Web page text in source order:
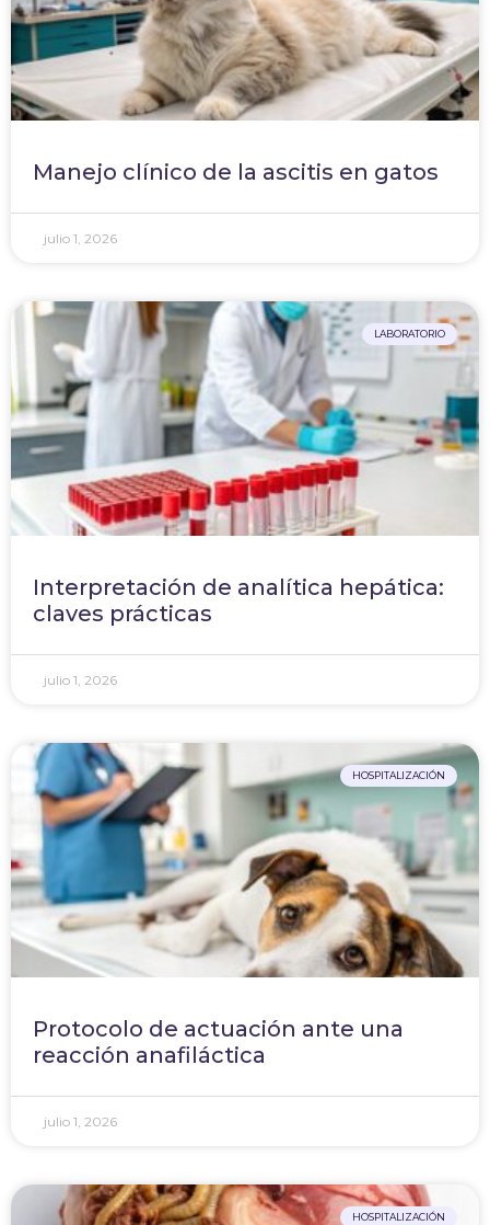
Manejo clínico de la ascitis en gatos
julio 1, 2026
LABORATORIO
Interpretación de analítica hepática:
claves prácticas
julio 1, 2026
HOSPITALIZACIÓN
Protocolo de actuación ante una
reacción anafiláctica
julio 1, 2026
HOSPITALIZACIÓN